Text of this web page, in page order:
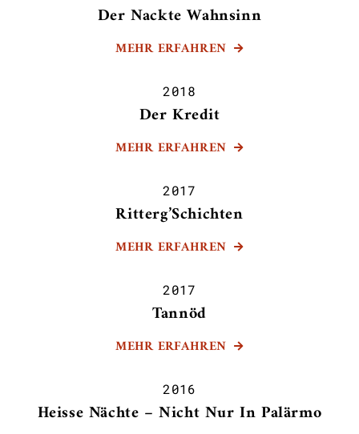
Der Nackte Wahnsinn
MEHR ERFAHREN 
2018
Der Kredit
MEHR ERFAHREN 
2017
Ritterg’Schichten
MEHR ERFAHREN 
2017
Tannöd
MEHR ERFAHREN 
2016
Heisse Nächte – Nicht Nur In Palärmo